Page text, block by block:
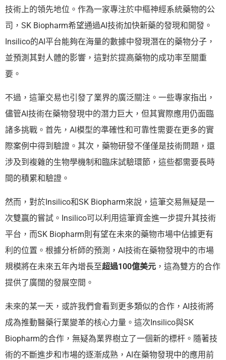
技術上的領先地位。作為一家專注於中樞神經系統藥物的公
司，SK Biopharm希望通過AI技術加快新藥的發現和開發。
Insilico的AI平台能夠在海量的數據中發現潛在的藥物分子，
並預測其對人體的影響，這對於提高藥物的成功率至關重
要。
不過，這筆交易也引發了業界的廣泛關注。一些專家指出，
儘管AI技術在藥物發現中的潛力巨大，但其實際應用仍面臨
諸多挑戰。首先，AI模型的準確性和可靠性需要在更多的實
際案例中得到驗證。其次，藥物研發不僅僅是技術問題，還
涉及到複雜的生物學機制和臨床試驗環節，這些都需要長時
間的積累和驗證。
然而，對於Insilico和SK Biopharm來說，這筆交易無疑是一
次雙贏的嘗試。Insilico可以利用這筆資金進一步提升其技術
平台，而SK Biopharm則有望在未來的藥物市場中佔據更有
利的位置。根據分析師的預測，AI技術在藥物發現中的市場
規模將在未來五年內增長至超過100億美元 ，這為雙方的合作
提供了廣闊的發展空間。
未來的某一天，或許我們會看到更多類似的合作，AI技術將
成為推動醫藥行業變革的核心力量。這次Insilico與SK
Biopharm的合作，無疑為業界樹立了一個新的標杆。隨著技
術的不斷進步和市場的逐漸成熟，AI在藥物發現中的應用前